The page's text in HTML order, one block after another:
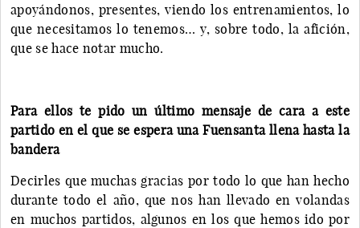
apoyándonos, presentes, viendo los entrenamientos, lo
que necesitamos lo tenemos… y, sobre todo, la afición,
que se hace notar mucho.
Para ellos te pido un último mensaje de cara a este
partido en el que se espera una Fuensanta llena hasta la
bandera
Decirles que muchas gracias por todo lo que han hecho
durante todo el año, que nos han llevado en volandas
en muchos partidos, algunos en los que hemos ido por